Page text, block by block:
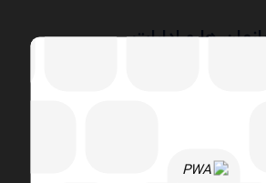
ها و ادارات